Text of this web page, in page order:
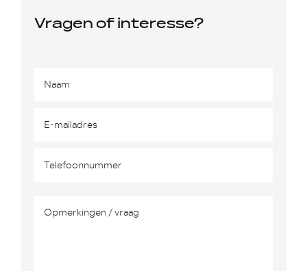
Vragen of interesse?